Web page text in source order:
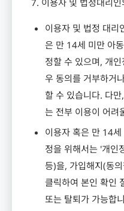
7. 이용자 및 법정대리
이용자 및 법정 대리
은 만 14세 미만 아
정할 수 있으며, 개
우 동의를 거부하거
할 수 있습니다. 다만,
는 전부 이용이 어려
이용자 혹은 만 14세
정을 위해서는 '개인
등)을, 가입해지(동
클릭하여 본인 확인
또는 탈퇴가 가능합